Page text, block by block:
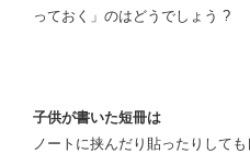
っておく」のはどうでしょう ?
子供が書いた短冊は
ノートに挟んだり貼ったりして